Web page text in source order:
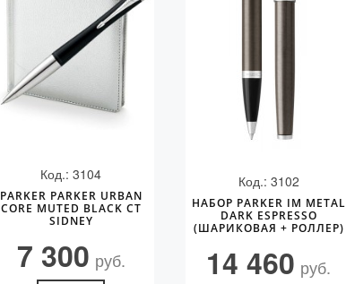
Код.: 3104
PARKER PARKER URBAN
CORE MUTED BLACK CT
SIDNEY
7 300 руб.
Код.: 3102
НАБОР PARKER IM METAL
DARK ESPRESSO
(ШАРИКОВАЯ + РОЛЛЕР)
14 460 руб.